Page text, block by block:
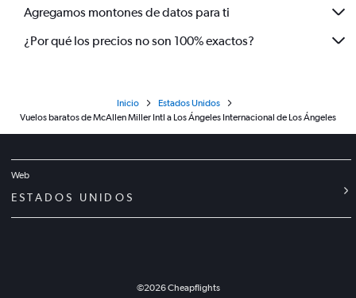
Agregamos montones de datos para ti
¿Por qué los precios no son 100% exactos?
Inicio
Estados Unidos
Vuelos baratos de McAllen Miller Intl a Los Ángeles Internacional de Los Ángeles
Web
ESTADOS UNIDOS
©2026Cheapflights